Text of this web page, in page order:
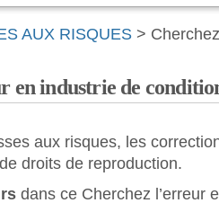
AUX RISQUES >
en industrie de
aux risques, les
droits de reproduction.
dans ce Cherchez l’erreur